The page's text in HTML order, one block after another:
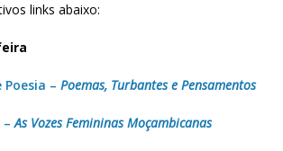
links abaixo:
Poesia – Poemas, Turbantes e Pensamentos
–As Vozes Femininas Moçambicanas